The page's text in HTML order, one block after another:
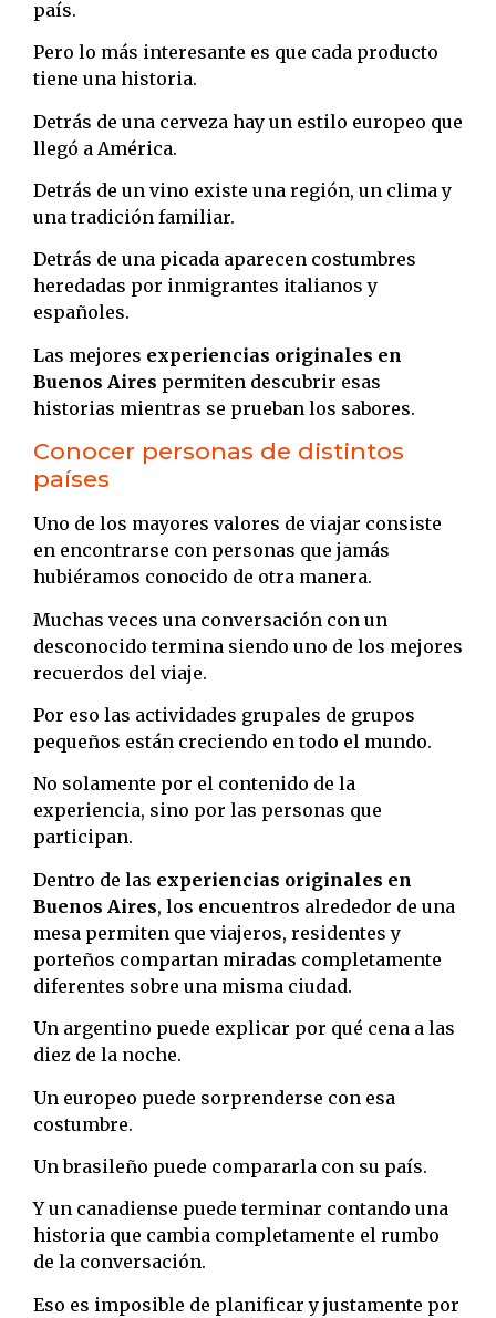
país.
Pero lo más interesante es que cada producto
tiene una historia.
Detrás de una cerveza hay un estilo europeo que
llegó a América.
Detrás de un vino existe una región, un clima y
una tradición familiar.
Detrás de una picada aparecen costumbres
heredadas por inmigrantes italianos y
españoles.
Las mejores experiencias originales en
Buenos Aires permiten descubrir esas
historias mientras se prueban los sabores.
Conocer personas de distintos
países
Uno de los mayores valores de viajar consiste
en encontrarse con personas que jamás
hubiéramos conocido de otra manera.
Muchas veces una conversación con un
desconocido termina siendo uno de los mejores
recuerdos del viaje.
Por eso las actividades grupales de grupos
pequeños están creciendo en todo el mundo.
No solamente por el contenido de la
experiencia, sino por las personas que
participan.
Dentro de las experiencias originales en
Buenos Aires, los encuentros alrededor de una
mesa permiten que viajeros, residentes y
porteños compartan miradas completamente
diferentes sobre una misma ciudad.
Un argentino puede explicar por qué cena a las
diez de la noche.
Un europeo puede sorprenderse con esa
costumbre.
Un brasileño puede compararla con su país.
Y un canadiense puede terminar contando una
historia que cambia completamente el rumbo
de la conversación.
Eso es imposible de planificar y justamente por